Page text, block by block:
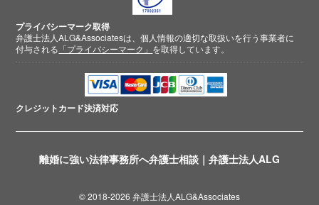
離婚に強い法律事務所へ弁護士相談｜弁護士法人ALG
プライバシーマーク取得
弁護士法人ALG&Associatesは、個人情報の適切な取扱いを行う事業者に
付与される 「プライバシーマーク」 を取得しています。
クレジットカード決済対応
© 2018-2026 弁護士法人ALG&Associates